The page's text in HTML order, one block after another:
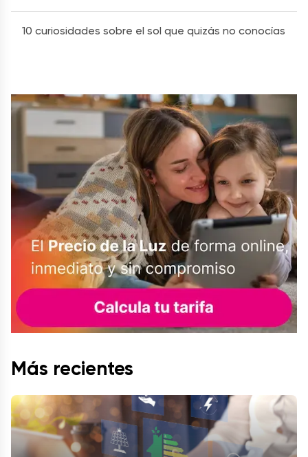
10 curiosidades sobre el sol que quizás no conocías
Más recientes